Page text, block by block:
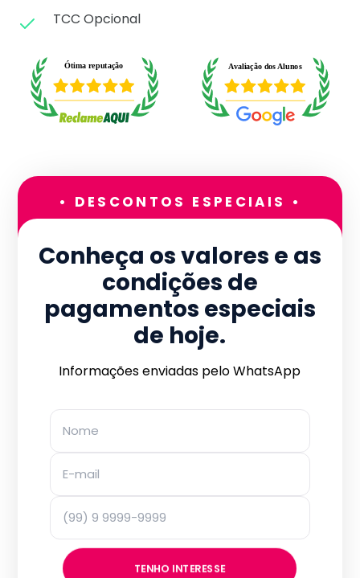
TCC Opcional
• DESCONTOS ESPECIAIS •
Conheça os valores e as
condições de
pagamentos especiais
de hoje.
Informações enviadas pelo WhatsApp
TENHO INTERESSE